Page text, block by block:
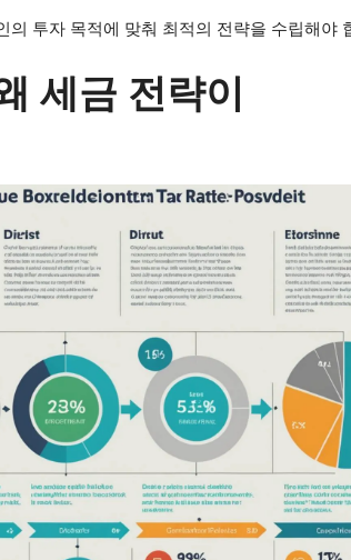
투자 목적에 맞춰 최적의 전략을 수립해야
세금 전략이